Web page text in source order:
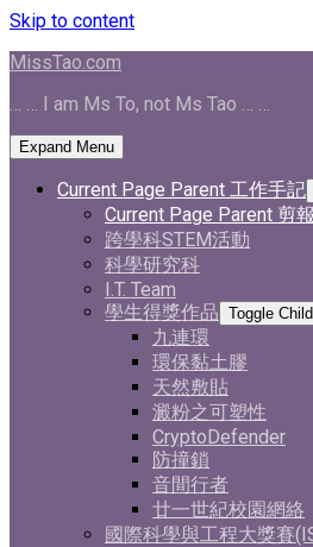
Skip to content
MissTao.com
… … I am Ms To, not Ms Tao … …
Expand Menu
Current Page Parent 工作手記
Current Page Parent 剪報
跨學科STEM活動
科學研究科
I.T. Team
學生得獎作品 Toggle
九連環
環保黏土膠
天然敷貼
澱粉之可塑性
CryptoDefender
防撞鎖
音間行者
廿一世紀校園網絡
國際科學與工程大獎賽